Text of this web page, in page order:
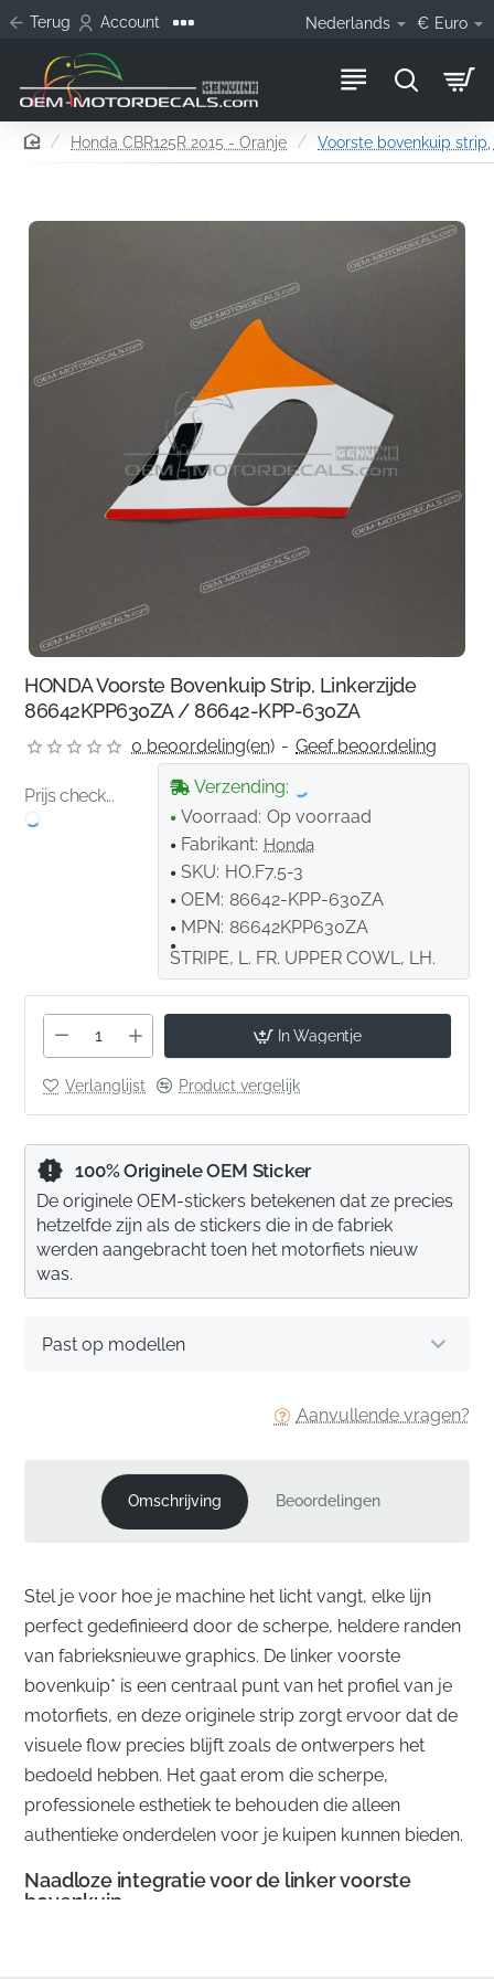
Terug Account Nederlands € Euro
homeHonda CBR125R 2015 - Oranje Voorste bovenkuip
HONDA Voorste Bovenkuip Strip, Linkerzijde
86642KPP630ZA / 86642-KPP-630ZA
0 beoordeling(en) - Geef beoordeling
Prijs check...
Verzending:
Voorraad: Op voorraad
Fabrikant: Honda
SKU: HO.F7.5-3
OEM: 86642-KPP-630ZA
MPN: 86642KPP630ZA
STRIPE, L. FR. UPPER COWL, LH.
In Wagentje
Verlanglijst Product vergelijk
Aanvullende vragen?
Past op modellen
100% Originele OEM Sticker
De originele OEM-stickers betekenen dat ze precies
hetzelfde zijn als de stickers die in de fabriek
werden aangebracht toen het motorfiets nieuw
was.
Omschrijving Beoordelingen
Stel je voor hoe je machine het licht vangt, elke lijn
perfect gedefinieerd door de scherpe, heldere randen
van fabrieksnieuwe graphics. De linker voorste
bovenkuip* is een centraal punt van het profiel van je
motorfiets, en deze originele strip zorgt ervoor dat de
visuele flow precies blijft zoals de ontwerpers het
bedoeld hebben. Het gaat erom die scherpe,
professionele esthetiek te behouden die alleen
authentieke onderdelen voor je kuipen kunnen bieden.
Naadloze integratie voor de linker voorste
bovenkuip